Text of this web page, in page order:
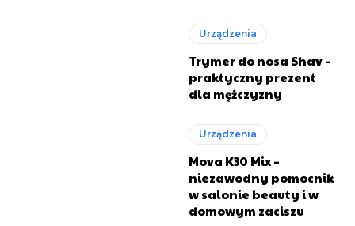
Urządzenia
Trymer do nosa Shav –
praktyczny prezent
dla mężczyzny
Urządzenia
Mova K30 Mix –
niezawodny pomocnik
w salonie beauty i w
domowym zaciszu